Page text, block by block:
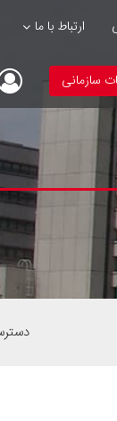
ارتباط با ما
سازمانی